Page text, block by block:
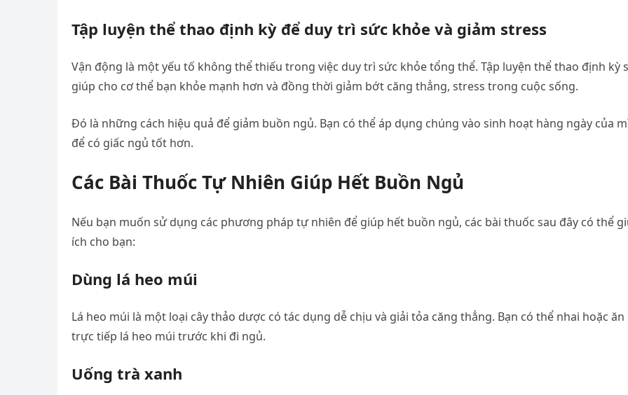
Tập luyện thể thao định kỳ để duy trì sức khỏe và giảm stress
Vận động là một yếu tố không thể thiếu trong việc duy trì sức khỏe tổng thể. Tập luyện thể thao định kỳ
giúp cho cơ thể bạn khỏe mạnh hơn và đồng thời giảm bớt căng thẳng, stress trong cuộc sống.
Đó là những cách hiệu quả để giảm buồn ngủ. Bạn có thể áp dụng chúng vào sinh hoạt hàng ngày của
để có giấc ngủ tốt hơn.
Các Bài Thuốc Tự Nhiên Giúp Hết Buồn Ngủ
Nếu bạn muốn sử dụng các phương pháp tự nhiên để giúp hết buồn ngủ, các bài thuốc sau đây có thể
ích cho bạn:
Dùng lá heo múi
Lá heo múi là một loại cây thảo dược có tác dụng dễ chịu và giải tỏa căng thẳng. Bạn có thể nhai hoặc ăn
trực tiếp lá heo múi trước khi đi ngủ.
Uống trà xanh